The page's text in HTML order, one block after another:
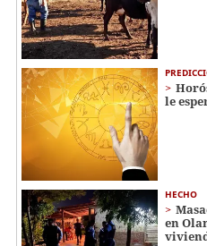
le
HECHO
en